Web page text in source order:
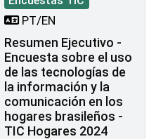
PT/EN
Resumen Ejecutivo -
Encuesta sobre el uso
de las tecnologías de
la información y la
comunicación en los
hogares brasileños -
TIC Hogares 2024